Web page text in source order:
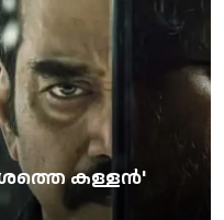
കള്ളന്‍'